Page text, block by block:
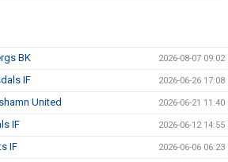
BK 2026-08-07 09:02
IF 2026-06-26 17:08
United 2026-06-21 11:40
IF 2026-06-12 14:55
IF 2026-06-06 06:23